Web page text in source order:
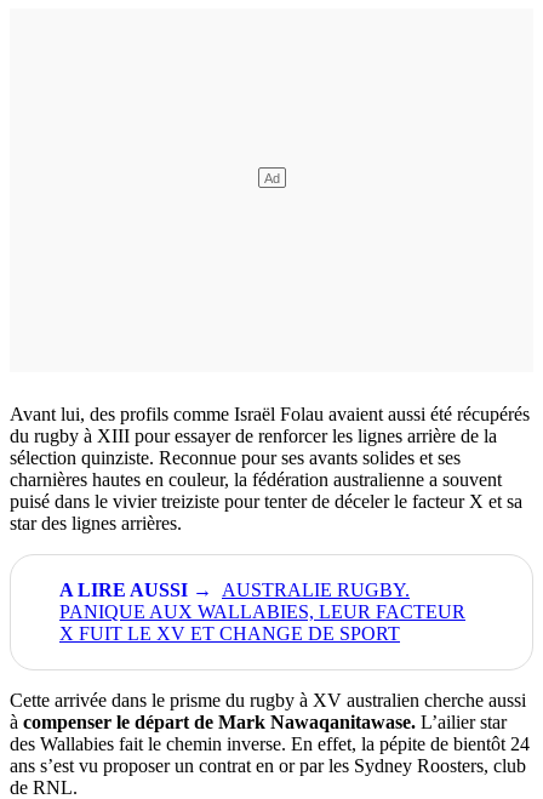
Avant lui, des profils comme Israël Folau avaient aussi été récupérés
du rugby à XIII pour essayer de renforcer les lignes arrière de la
sélection quinziste. Reconnue pour ses avants solides et ses
charnières hautes en couleur, la fédération australienne a souvent
puisé dans le vivier treiziste pour tenter de déceler le facteur X et sa
star des lignes arrières.
AUSTRALIE RUGBY.
PANIQUE AUX WALLABIES, LEUR FACTEUR
X FUIT LE XV ET CHANGE DE SPORT
Cette arrivée dans le prisme du rugby à XV australien cherche aussi
à compenser le départ de Mark Nawaqanitawase. L’ailier star
des Wallabies fait le chemin inverse. En effet, la pépite de bientôt 24
ans s’est vu proposer un contrat en or par les Sydney Roosters, club
de RNL.